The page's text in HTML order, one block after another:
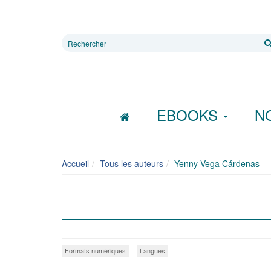
Rechercher
EBOOKS
Accueil Tous les auteurs Yenny Vega Cárdenas
Formats numériques Langues